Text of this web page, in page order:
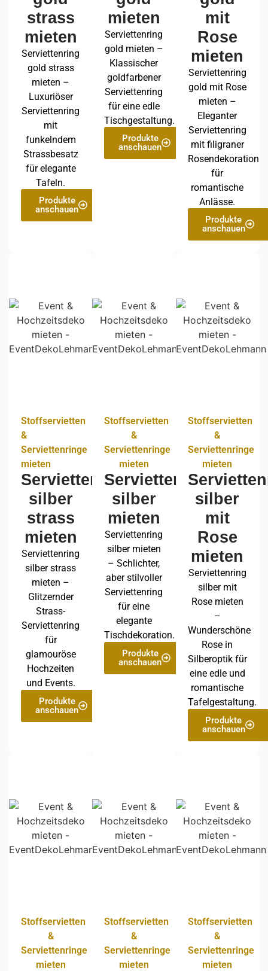
strass
mieten
Serviettenring
gold strass
mieten –
Luxuriöser
Serviettenring
mit
funkelndem
Strassbesatz
für elegante
Tafeln.
Produkte
anschauen
mieten
Serviettenring
gold mieten –
Klassischer
goldfarbener
Serviettenring
für eine edle
Tischgestaltung.
Produkte
anschauen
mit
Rose
mieten
Serviettenring
gold mit Rose
mieten –
Eleganter
Serviettenring
mit filigraner
Rosendekoration
für
romantische
Anlässe.
Produkte
anschauen
Stoffservietten
&
Serviettenringe
mieten
Serviettenring
silber
strass
mieten
Serviettenring
silber strass
mieten –
Glitzernder
Strass-
Serviettenring
für
glamouröse
Hochzeiten
und Events.
Produkte
anschauen
Stoffservietten
&
Serviettenringe
mieten
Serviettenring
silber
mieten
Serviettenring
silber mieten
– Schlichter,
aber stilvoller
Serviettenring
für eine
elegante
Tischdekoration.
Produkte
anschauen
Stoffservietten
&
Serviettenringe
mieten
silber
mit
Rose
mieten
Serviettenring
silber mit
Rose mieten
–
Wunderschöne
Rose in
Silberoptik für
eine edle und
romantische
Tafelgestaltung.
Produkte
anschauen
Stoffservietten
&
Serviettenringe
mieten
Stoffservietten
&
Serviettenringe
mieten
Stoffservietten
&
Serviettenringe
mieten